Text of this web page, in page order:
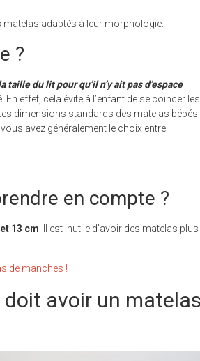
adaptés à leur morphologie.
?
du lit pour qu’il n’y ait pas d’espace
effet, cela évite à l’enfant de se coincer les
dimensions standards des matelas bébés
avez généralement le choix entre :
en compte ?
13 cm . Il est inutile d’avoir des matelas plus
de manches !
avoir un matelas